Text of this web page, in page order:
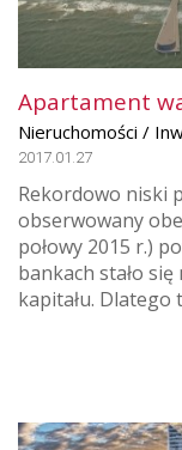
Apartament
Nieruchomości /
2017.01.27
Rekordowo niski
obserwowany
połowy 2015 r.)
bankach stało
kapitału. Dlatego